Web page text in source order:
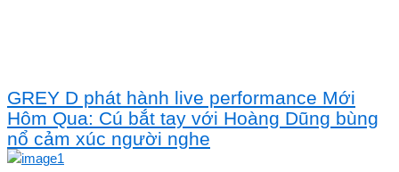
GREY D phát hành live performance Mới
Hôm Qua: Cú bắt tay với Hoàng Dũng bùng
nổ cảm xúc người nghe